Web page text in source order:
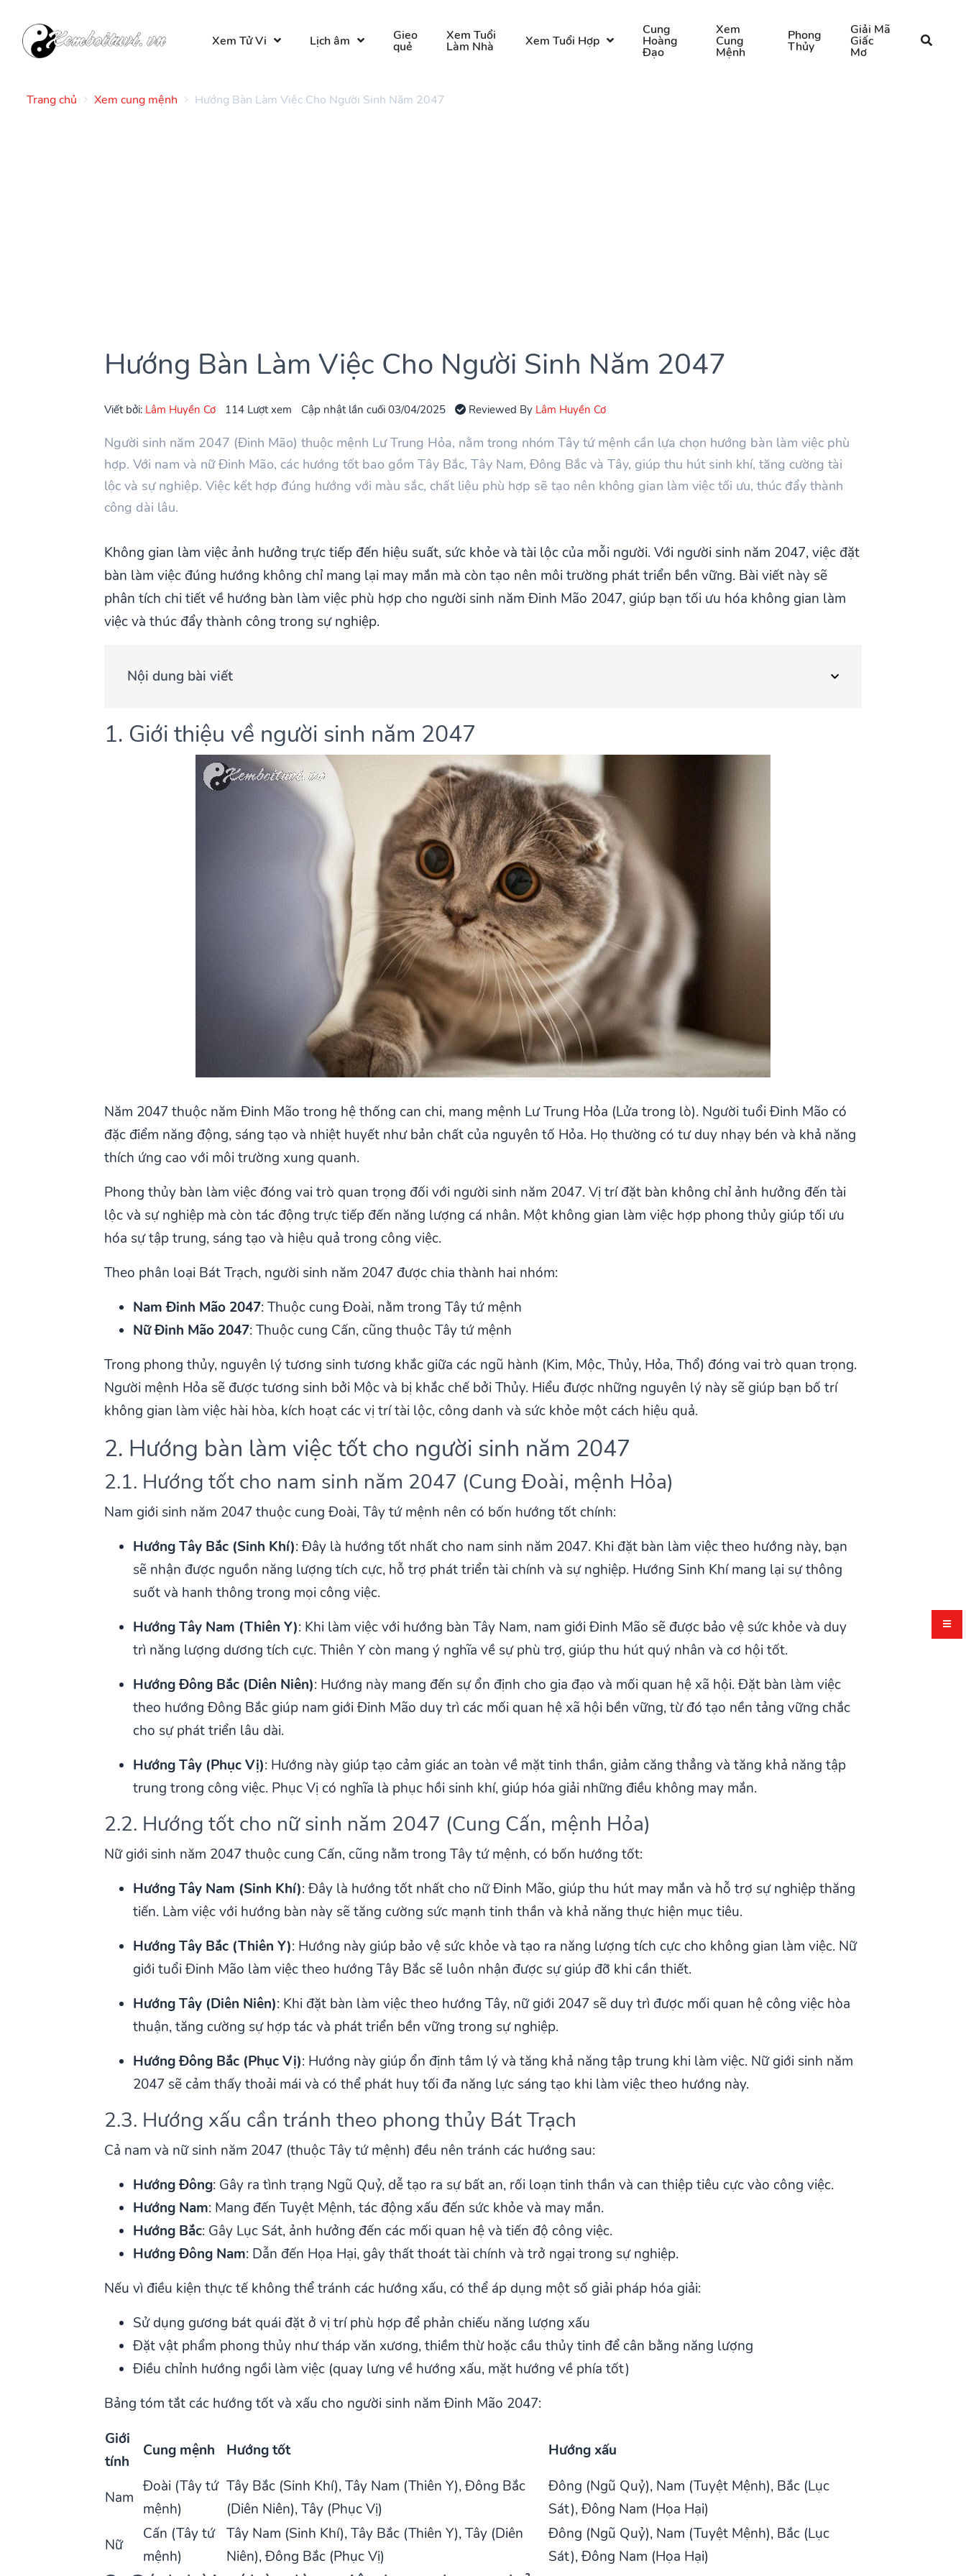
Xem Tử Vi Lịch âm Gieo
quẻ
Xem Tuổi
Làm Nhà Xem Tuổi Hợp
Cung
Hoàng
Đạo
Xem
Cung
Mệnh
Phong
Thủy
Giải Mã
Giấc
Mơ
Trang chủ Xem cung mệnh Hướng Bàn Làm Việc Cho Người Sinh Năm 2047
Hướng Bàn Làm Việc Cho Người Sinh Năm 2047
Viết bởi: Lâm Huyền Cơ 114 Lượt xem Cập nhật lần cuối 03/04/2025 Reviewed By Lâm Huyền Cơ
Người sinh năm 2047 (Đinh Mão) thuộc mệnh Lư Trung Hỏa, nằm trong nhóm Tây tứ mệnh cần lựa chọn hướng bàn làm việc phù
hợp. Với nam và nữ Đinh Mão, các hướng tốt bao gồm Tây Bắc, Tây Nam, Đông Bắc và Tây, giúp thu hút sinh khí, tăng cường tài
lộc và sự nghiệp. Việc kết hợp đúng hướng với màu sắc, chất liệu phù hợp sẽ tạo nên không gian làm việc tối ưu, thúc đẩy thành
công dài lâu.
Không gian làm việc ảnh hưởng trực tiếp đến hiệu suất, sức khỏe và tài lộc của mỗi người. Với người sinh năm 2047, việc đặt
bàn làm việc đúng hướng không chỉ mang lại may mắn mà còn tạo nên môi trường phát triển bền vững. Bài viết này sẽ
phân tích chi tiết về hướng bàn làm việc phù hợp cho người sinh năm Đinh Mão 2047, giúp bạn tối ưu hóa không gian làm
việc và thúc đẩy thành công trong sự nghiệp.
Nội dung bài viết
1. Giới thiệu về người sinh năm 2047
Năm 2047 thuộc năm Đinh Mão trong hệ thống can chi, mang mệnh Lư Trung Hỏa (Lửa trong lò). Người tuổi Đinh Mão có
đặc điểm năng động, sáng tạo và nhiệt huyết như bản chất của nguyên tố Hỏa. Họ thường có tư duy nhạy bén và khả năng
thích ứng cao với môi trường xung quanh.
Phong thủy bàn làm việc đóng vai trò quan trọng đối với người sinh năm 2047. Vị trí đặt bàn không chỉ ảnh hưởng đến tài
lộc và sự nghiệp mà còn tác động trực tiếp đến năng lượng cá nhân. Một không gian làm việc hợp phong thủy giúp tối ưu
hóa sự tập trung, sáng tạo và hiệu quả trong công việc.
Theo phân loại Bát Trạch, người sinh năm 2047 được chia thành hai nhóm:
Nam Đinh Mão 2047: Thuộc cung Đoài, nằm trong Tây tứ mệnh
Nữ Đinh Mão 2047: Thuộc cung Cấn, cũng thuộc Tây tứ mệnh
Trong phong thủy, nguyên lý tương sinh tương khắc giữa các ngũ hành (Kim, Mộc, Thủy, Hỏa, Thổ) đóng vai trò quan trọng.
Người mệnh Hỏa sẽ được tương sinh bởi Mộc và bị khắc chế bởi Thủy. Hiểu được những nguyên lý này sẽ giúp bạn bố trí
không gian làm việc hài hòa, kích hoạt các vị trí tài lộc, công danh và sức khỏe một cách hiệu quả.
2. Hướng bàn làm việc tốt cho người sinh năm 2047
2.1. Hướng tốt cho nam sinh năm 2047 (Cung Đoài, mệnh Hỏa)
Nam giới sinh năm 2047 thuộc cung Đoài, Tây tứ mệnh nên có bốn hướng tốt chính:
Hướng Tây Bắc (Sinh Khí): Đây là hướng tốt nhất cho nam sinh năm 2047. Khi đặt bàn làm việc theo hướng này, bạn
sẽ nhận được nguồn năng lượng tích cực, hỗ trợ phát triển tài chính và sự nghiệp. Hướng Sinh Khí mang lại sự thông
suốt và hanh thông trong mọi công việc.
Hướng Tây Nam (Thiên Y): Khi làm việc với hướng bàn Tây Nam, nam giới Đinh Mão sẽ được bảo vệ sức khỏe và duy
trì năng lượng dương tích cực. Thiên Y còn mang ý nghĩa về sự phù trợ, giúp thu hút quý nhân và cơ hội tốt.
Hướng Đông Bắc (Diên Niên): Hướng này mang đến sự ổn định cho gia đạo và mối quan hệ xã hội. Đặt bàn làm việc
theo hướng Đông Bắc giúp nam giới Đinh Mão duy trì các mối quan hệ xã hội bền vững, từ đó tạo nền tảng vững chắc
cho sự phát triển lâu dài.
Hướng Tây (Phục Vị): Hướng này giúp tạo cảm giác an toàn về mặt tinh thần, giảm căng thẳng và tăng khả năng tập
trung trong công việc. Phục Vị có nghĩa là phục hồi sinh khí, giúp hóa giải những điều không may mắn.
2.2. Hướng tốt cho nữ sinh năm 2047 (Cung Cấn, mệnh Hỏa)
Nữ giới sinh năm 2047 thuộc cung Cấn, cũng nằm trong Tây tứ mệnh, có bốn hướng tốt:
Hướng Tây Nam (Sinh Khí): Đây là hướng tốt nhất cho nữ Đinh Mão, giúp thu hút may mắn và hỗ trợ sự nghiệp thăng
tiến. Làm việc với hướng bàn này sẽ tăng cường sức mạnh tinh thần và khả năng thực hiện mục tiêu.
Hướng Tây Bắc (Thiên Y): Hướng này giúp bảo vệ sức khỏe và tạo ra năng lượng tích cực cho không gian làm việc. Nữ
giới tuổi Đinh Mão làm việc theo hướng Tây Bắc sẽ luôn nhận được sự giúp đỡ khi cần thiết.
Hướng Tây (Diên Niên): Khi đặt bàn làm việc theo hướng Tây, nữ giới 2047 sẽ duy trì được mối quan hệ công việc hòa
thuận, tăng cường sự hợp tác và phát triển bền vững trong sự nghiệp.
Hướng Đông Bắc (Phục Vị): Hướng này giúp ổn định tâm lý và tăng khả năng tập trung khi làm việc. Nữ giới sinh năm
2047 sẽ cảm thấy thoải mái và có thể phát huy tối đa năng lực sáng tạo khi làm việc theo hướng này.
2.3. Hướng xấu cần tránh theo phong thủy Bát Trạch
Cả nam và nữ sinh năm 2047 (thuộc Tây tứ mệnh) đều nên tránh các hướng sau:
Hướng Đông: Gây ra tình trạng Ngũ Quỷ, dễ tạo ra sự bất an, rối loạn tinh thần và can thiệp tiêu cực vào công việc.
Hướng Nam: Mang đến Tuyệt Mệnh, tác động xấu đến sức khỏe và may mắn.
Hướng Bắc: Gây Lục Sát, ảnh hưởng đến các mối quan hệ và tiến độ công việc.
Hướng Đông Nam: Dẫn đến Họa Hại, gây thất thoát tài chính và trở ngại trong sự nghiệp.
Nếu vì điều kiện thực tế không thể tránh các hướng xấu, có thể áp dụng một số giải pháp hóa giải:
Sử dụng gương bát quái đặt ở vị trí phù hợp để phản chiếu năng lượng xấu
Đặt vật phẩm phong thủy như tháp văn xương, thiềm thừ hoặc cầu thủy tinh để cân bằng năng lượng
Điều chỉnh hướng ngồi làm việc (quay lưng về hướng xấu, mặt hướng về phía tốt)
Bảng tóm tắt các hướng tốt và xấu cho người sinh năm Đinh Mão 2047:
Giới
tính
Cung mệnh Hướng tốt Hướng xấu
Nam
Đoài (Tây tứ
mệnh)
Tây Bắc (Sinh Khí), Tây Nam (Thiên Y), Đông Bắc
(Diên Niên), Tây (Phục Vị)
Đông (Ngũ Quỷ), Nam (Tuyệt Mệnh), Bắc (Lục
Sát), Đông Nam (Họa Hại)
Nữ
Cấn (Tây tứ
mệnh)
Tây Nam (Sinh Khí), Tây Bắc (Thiên Y), Tây (Diên
Niên), Đông Bắc (Phục Vị)
Đông (Ngũ Quỷ), Nam (Tuyệt Mệnh), Bắc (Lục
Sát), Đông Nam (Họa Hại)